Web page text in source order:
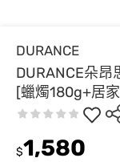
DURANCE
DURANCE朵
[蠟燭180g+居
$1,580